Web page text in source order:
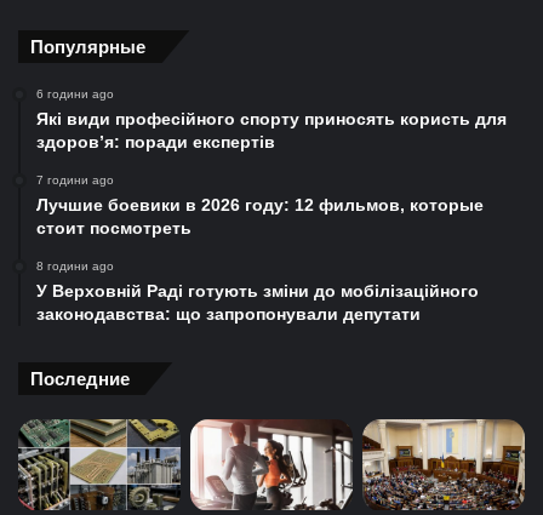
Популярные
6 години ago
Які види професійного спорту приносять користь для
здоров’я: поради експертів
7 години ago
Лучшие боевики в 2026 году: 12 фильмов, которые
стоит посмотреть
8 години ago
У Верховній Раді готують зміни до мобілізаційного
законодавства: що запропонували депутати
Последние